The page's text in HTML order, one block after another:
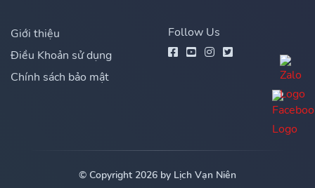
Giới thiệu
Điều Khoản sử dụng
Chính sách bảo mật
Follow Us
© Copyright 2026 by Lịch Vạn Niên